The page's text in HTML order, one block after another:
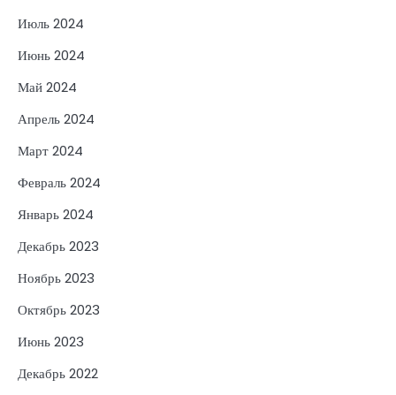
Июль 2024
Июнь 2024
Май 2024
Апрель 2024
Март 2024
Февраль 2024
Январь 2024
Декабрь 2023
Ноябрь 2023
Октябрь 2023
Июнь 2023
Декабрь 2022